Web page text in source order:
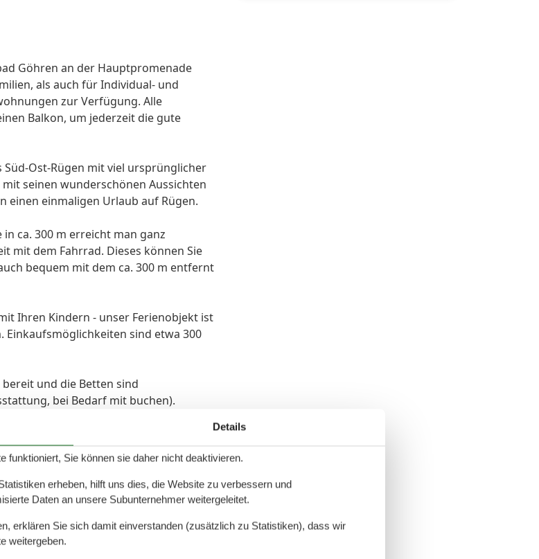
Göhren an der Hauptpromenade
als auch für Individual- und
zur Verfügung. Alle
Balkon, um jederzeit die gute
Süd-Ost-Rügen mit viel ursprünglicher
seinen wunderschönen Aussichten
einen einmaligen Urlaub auf Rügen.
ca. 300 m erreicht man ganz
mit dem Fahrrad. Dieses können Sie
bequem mit dem ca. 300 m entfernt
Ihren Kindern - unser Ferienobjekt ist
sind etwa 300
und die Betten sind
bei Bedarf mit buchen).
finden Sie kostenloses W-LAN.
400 Meter.
22 mit Terrasse ist wie
Details
funktioniert, Sie können sie daher nicht deaktivieren.
erheben, hilft uns dies, die Website zu verbessern und
Daten an unsere Subunternehmer weitergeleitet.
erklären Sie sich damit einverstanden (zusätzlich zu Statistiken), dass wir
weitergeben.